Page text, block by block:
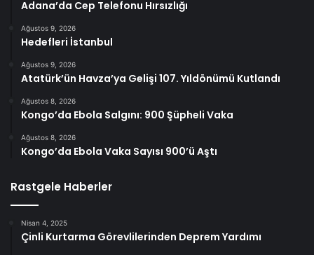
Adana’da Cep Telefonu Hırsızlığı
Ağustos 9, 2026
Hedefleri İstanbul
Ağustos 9, 2026
Atatürk’ün Havza’ya Gelişi 107. Yıldönümü Kutlandı
Ağustos 8, 2026
Kongo’da Ebola Salgını: 900 Şüpheli Vaka
Ağustos 8, 2026
Kongo’da Ebola Vaka Sayısı 900’ü Aştı
Rastgele Haberler
Nisan 4, 2025
Çinli Kurtarma Görevlilerinden Deprem Yardımı